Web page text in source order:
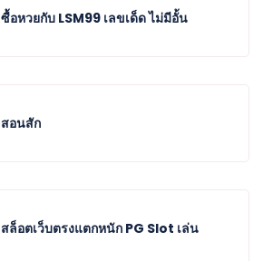
ซื้อหวยกับ LSM99 เลขเด็ด ไม่มีอั้น
สอนสัก
สล็อตเว็บตรงแตกหนัก PG Slot เล่น